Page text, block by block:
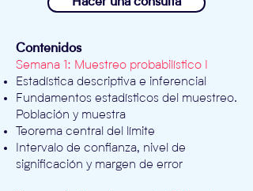
Contenidos
Semana 1: Muestreo probabilístico I
Estadística descriptiva e inferencial
Fundamentos estadísticos del muestreo.
Población y muestra
Teorema central del límite
Intervalo de confianza, nivel de
significación y margen de error